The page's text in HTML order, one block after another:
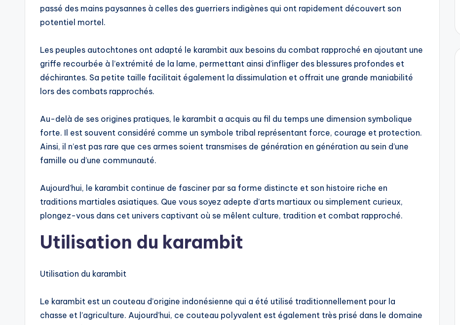
passé des mains paysannes à celles des guerriers indigènes qui ont rapidement découvert son
potentiel mortel.
Les peuples autochtones ont adapté le karambit aux besoins du combat rapproché en ajoutant une
griffe recourbée à l’extrémité de la lame, permettant ainsi d’infliger des blessures profondes et
déchirantes. Sa petite taille facilitait également la dissimulation et offrait une grande maniabilité
lors des combats rapprochés.
Au-delà de ses origines pratiques, le karambit a acquis au fil du temps une dimension symbolique
forte. Il est souvent considéré comme un symbole tribal représentant force, courage et protection.
Ainsi, il n’est pas rare que ces armes soient transmises de génération en génération au sein d’une
famille ou d’une communauté.
Aujourd’hui, le karambit continue de fasciner par sa forme distincte et son histoire riche en
traditions martiales asiatiques. Que vous soyez adepte d’arts martiaux ou simplement curieux,
plongez-vous dans cet univers captivant où se mêlent culture, tradition et combat rapproché.
Utilisation du karambit
Utilisation du karambit
Le karambit est un couteau d’origine indonésienne qui a été utilisé traditionnellement pour la
chasse et l’agriculture. Aujourd’hui, ce couteau polyvalent est également très prisé dans le domaine